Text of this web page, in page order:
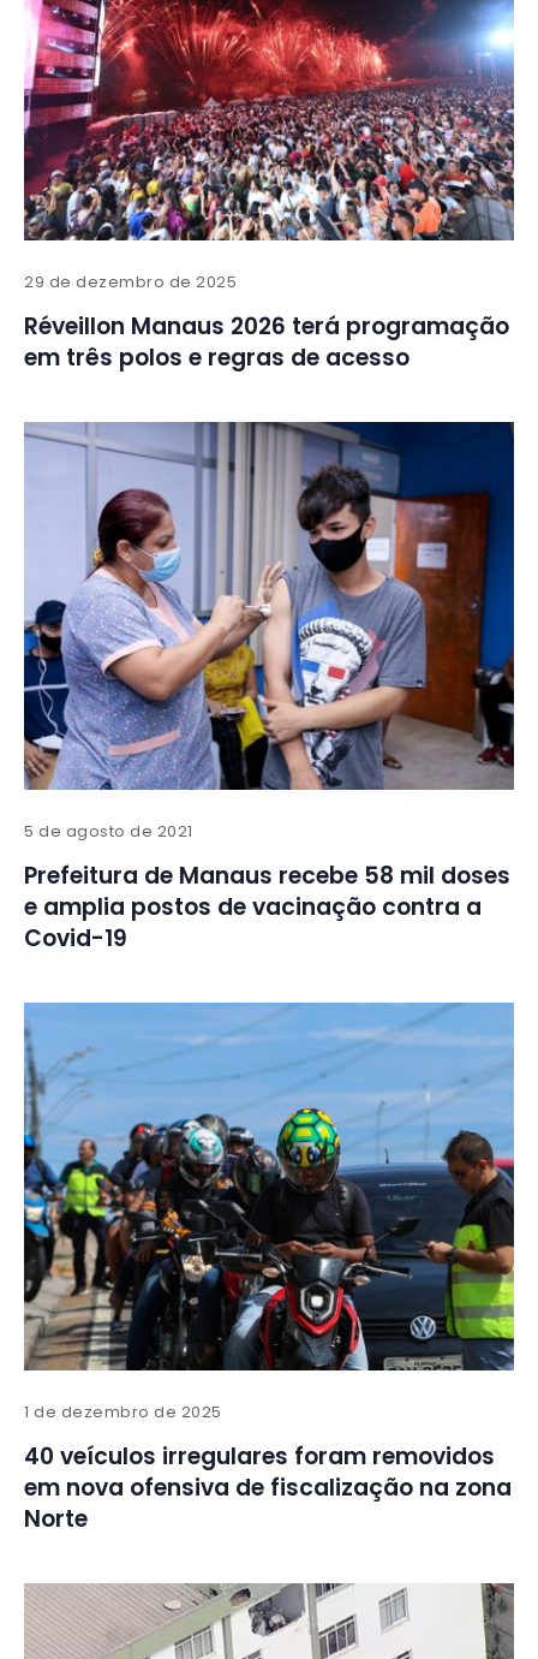
29 de dezembro de 2025
Réveillon Manaus 2026 terá programação
em três polos e regras de acesso
5 de agosto de 2021
Prefeitura de Manaus recebe 58 mil doses
e amplia postos de vacinação contra a
Covid-19
1 de dezembro de 2025
40 veículos irregulares foram removidos
em nova ofensiva de fiscalização na zona
Norte